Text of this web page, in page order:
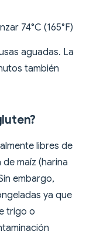
74°C (165°F)
aguadas. La
también
libres de
maíz (harina
embargo,
ya que
trigo o